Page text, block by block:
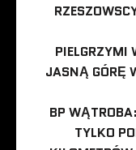
PIELGRZYMI
JASNĄ GÓRĘ
BP
TYLKO